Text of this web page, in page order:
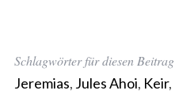
Schlagwörter für diesen Beitrag
Jeremias, Jules Ahoi, Keir,